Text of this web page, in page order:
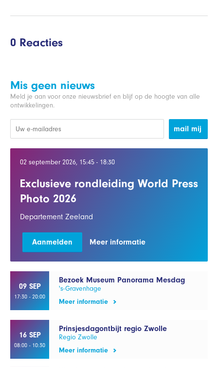
0 Reacties
Mis geen nieuws
Meld je aan voor onze nieuwsbrief en blijf op de hoogte van alle
ontwikkelingen.
mail mij
02 september 2026, 15:45 - 18:30
Exclusieve rondleiding World Press
Photo 2026
Departement Zeeland
Aanmelden Meer informatie
09 SEP
17:30 - 20:00
Bezoek Museum Panorama Mesdag
's-Gravenhage
Meer informatie
16 SEP
08:00 - 10:30
Prinsjesdagontbijt regio Zwolle
Regio Zwolle
Meer informatie